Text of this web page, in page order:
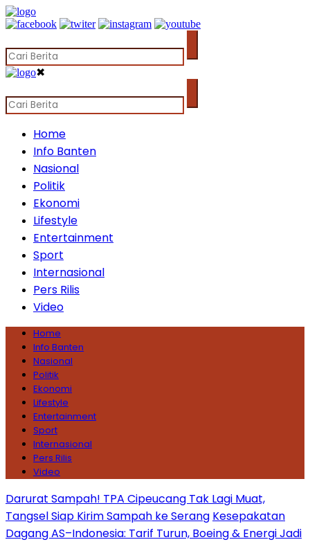
✖
Home
Info Banten
Nasional
Politik
Ekonomi
Lifestyle
Entertainment
Sport
Internasional
Pers Rilis
Video
Home
Info Banten
Nasional
Politik
Ekonomi
Lifestyle
Entertainment
Sport
Internasional
Pers Rilis
Video
Darurat Sampah! TPA Cipeucang Tak Lagi Muat,
Tangsel Siap Kirim Sampah ke Serang Kesepakatan
Dagang AS–Indonesia: Tarif Turun, Boeing & Energi Jadi